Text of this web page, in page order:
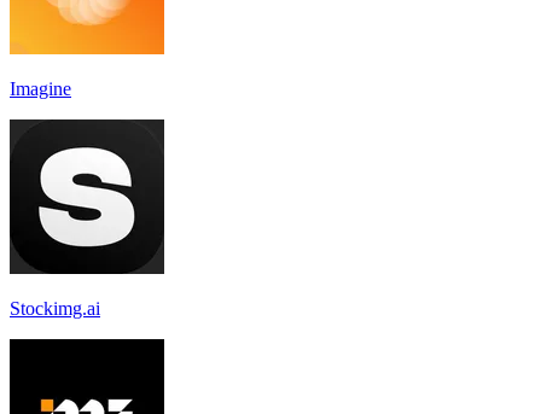
Imagine
Stockimg.ai